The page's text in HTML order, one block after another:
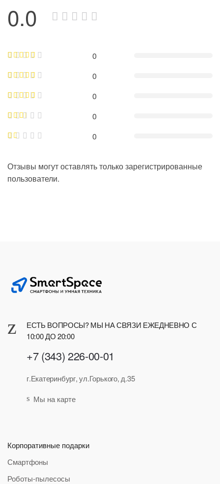
0.0
0
0
0
0
0
Отзывы могут оставлять только зарегистрированные
пользователи.
ЕСТЬ ВОПРОСЫ? МЫ НА СВЯЗИ ЕЖЕДНЕВНО С
10:00 ДО 20:00
+7 (343) 226-00-01
г.Екатеринбург, ул.Горького, д.35
Мы на карте
Корпоративные подарки
Смартфоны
Роботы-пылесосы